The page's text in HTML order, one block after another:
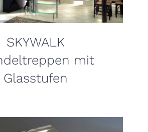
SKYWALK
mit
Glasstufen